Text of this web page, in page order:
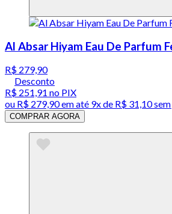
Al Absar Hiyam Eau De Parfum
R$ 279,90
Desconto
R$ 251,91 no PIX
ou R$ 279,90em até 9x de R$ 31,10
COMPRAR AGORA